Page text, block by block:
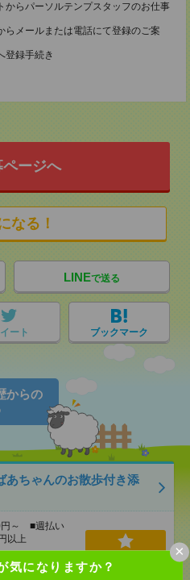
気になりますか？
×
からパーソルテンプスタッフのお仕事
らメールまたは電話にて登録のご案
登録手続き
ページへ
なる！
LINEで送る
ート ブックマーク
からの
あちゃんのお散歩付き添
円～ ■週払い
以上
/ …